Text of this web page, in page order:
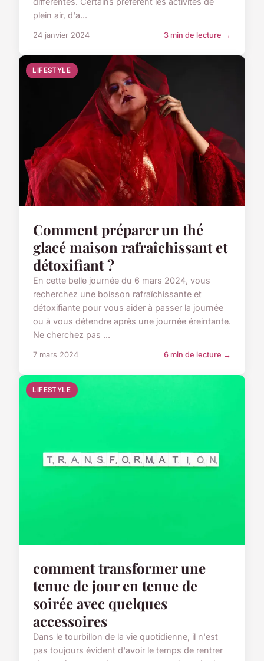
plein air, d'a...
24 janvier 2024 3 min de lecture →
LIFESTYLE
Comment préparer un thé
glacé maison rafraîchissant et
détoxifiant ?
En cette belle journée du 6 mars 2024, vous
recherchez une boisson rafraîchissante et
détoxifiante pour vous aider à passer la journée
ou à vous détendre après une journée éreintante.
Ne cherchez pas ...
7 mars 2024 6 min de lecture →
LIFESTYLE
comment transformer une
tenue de jour en tenue de
soirée avec quelques
accessoires
Dans le tourbillon de la vie quotidienne, il n'est
pas toujours évident d'avoir le temps de rentrer